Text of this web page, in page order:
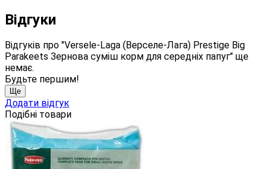
Відгуки
Відгуків про "Versele-Laga (Верселе-Лага) Prestige Big
Parakeets Зернова суміш корм для середніх папуг" ще
немає.
Будьте першим!
Ще
Додати відгук
Подібні товари